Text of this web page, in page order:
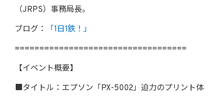
（JRPS）事務局長。
ブログ：
「1日1鉄！」
===================================
【イベント概要】
■タイトル：エプソン「PX-5002」迫力のプリント体